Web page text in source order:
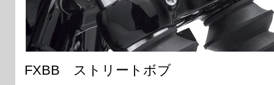
FXBB ストリートボブ